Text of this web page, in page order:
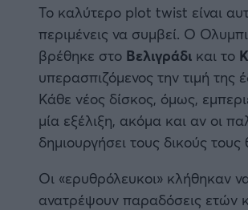
Παναιτωλικός
Καλαμάτα
Ηρακλής
Μπαρτσελόνα
Ρεάλ Μαδρίτης
Το καλύτερο plot twist είναι
περιμένεις να συμβεί. Ο
βρέθηκε στο Βελιγράδι και το
υπερασπιζόμενος την τιμή της
Κάθε νέος δίσκος, όμως,
μία εξέλιξη, ακόμα και αν οι
δημιουργήσει τους δικούς τους
Οι «ερυθρόλευκοι» κλήθηκαν
ανατρέψουν παραδόσεις ετών